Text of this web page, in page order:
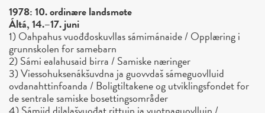
1978: 10. ordinære landsmøte
Áltá, 14.–17. juni
1) Oahpahus vuođđoskuvllas sámimánaide / Opplæring i
grunnskolen for samebarn
2) Sámi ealahusaid birra / Samiske næringer
3) Viessohuksenákšuvdna ja guovvdaš sámeguovlluid
ovdanahttinfoanda / Boligtiltakene og utviklingsfondet for
de sentrale samiske bosettingsområder